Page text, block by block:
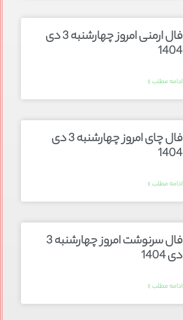
فال ارمنی امروز چهارشنبه 3 دی
1404
ادامه مطلب »
فال چای امروز چهارشنبه 3 دی
1404
ادامه مطلب »
فال سرنوشت امروز چهارشنبه 3
دی 1404
ادامه مطلب »